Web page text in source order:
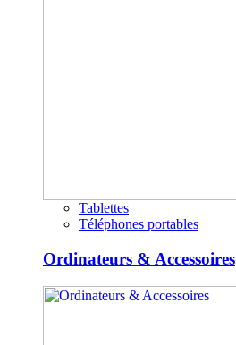
Tablettes
Téléphones portables
Ordinateurs & Accessoires